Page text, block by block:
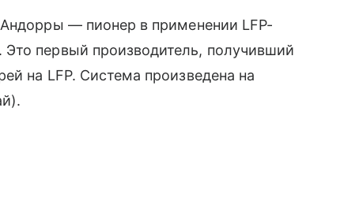
— пионер в применении LFP-
первый производитель, получивший
на LFP. Система произведена на